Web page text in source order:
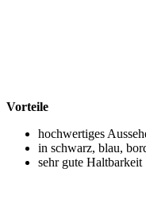
Vorteile
hochwertiges
in schwarz, blau,
sehr gute Haltbarkeit